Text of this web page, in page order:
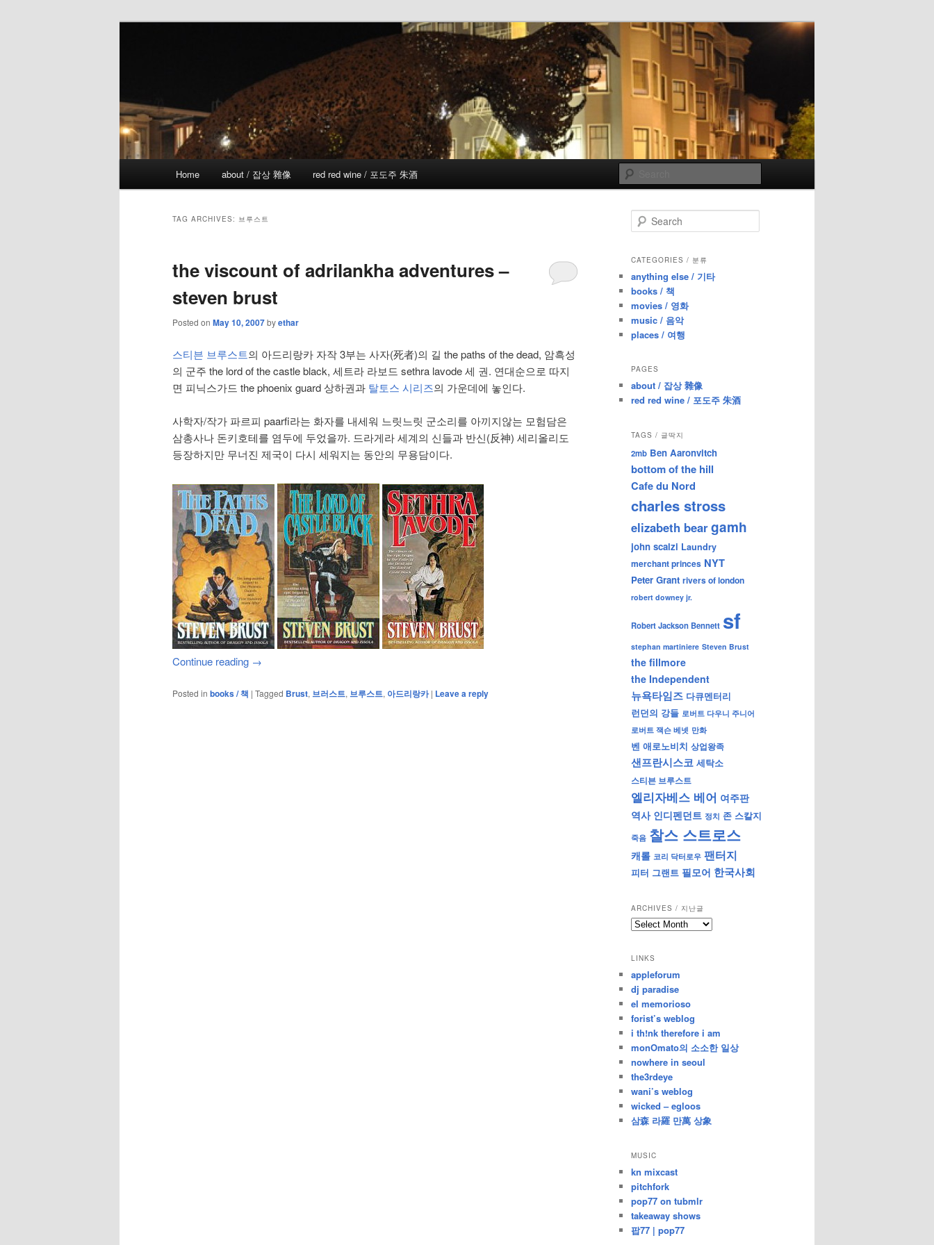
Home about / 잡상 雜像 red red wine / 포도주 朱酒
TAG ARCHIVES: 브루스트
the viscount of adrilankha adventures –
steven brust
Posted on May 10, 2007byethar
스티븐 브루스트의 아드리랑카 자작 3부는 사자(死者)의 길 the paths of the dead, 암흑성
의 군주 the lord of the castle black, 세트라 라보드 sethra lavode 세 권. 연대순으로 따지
면 피닉스가드 the phoenix guard 상하권과 탈토스 시리즈의 가운데에 놓인다.
사학자/작가 파르피 paarfi라는 화자를 내세워 느릿느릿 군소리를 아끼지않는 모험담은
삼총사나 돈키호테를 염두에 두었을까. 드라게라 세계의 신들과 반신(反神) 세리올리도
등장하지만 무너진 제국이 다시 세워지는 동안의 무용담이다.
Continue reading →
Posted in books / 책 | Tagged Brust, 브러스트, 브루스트, 아드리랑카 | Leave a reply
e
r
h
CATEGORIES / 분류
anything else / 기타
books / 책
movies / 영화
music / 음악
places / 여행
PAGES
about / 잡상 雜像
red red wine / 포도주 朱酒
TAGS / 글딱지
2mb Ben Aaronvitch
bottom of the hill
Cafe du Nord
charles stross
elizabeth beargamh
john scalzi Laundry
merchant princes NYT
Peter Grant rivers of london
robert downey jr.
Robert Jackson Bennett sf
stephan martiniere Steven Brust
the fillmore
the Independent
뉴욕타임즈 다큐멘터리
런던의 강들 로버트 다우니 주니어
로버트 잭슨 베넷 만화
벤 애로노비치 상업왕족
샌프란시스코 세탁소
스티븐 브루스트
엘리자베스 베어 여주판
역사 인디펜던트 정치 존 스칼지
죽음 찰스 스트로스
캐롤 코리 닥터로우 팬터지
피터 그랜트 필모어 한국사회
ARCHIVES / 지난글
archives
난
글
LINKS
appleforum
dj paradise
el memorioso
forist’s weblog
i th!nk therefore i am
monOmato의 소소한 일상
nowhere in seoul
the3rdeye
wani’s weblog
wicked – egloos
삼森 라羅 만萬 상象
MUSIC
kn mixcast
pitchfork
pop77 on tubmlr
takeaway shows
팝77 | pop77